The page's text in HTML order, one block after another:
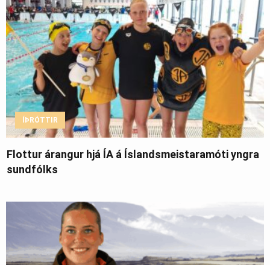
ÍÞRÓTTIR
Flottur árangur hjá ÍA á Íslandsmeistaramóti yngra
sundfólks